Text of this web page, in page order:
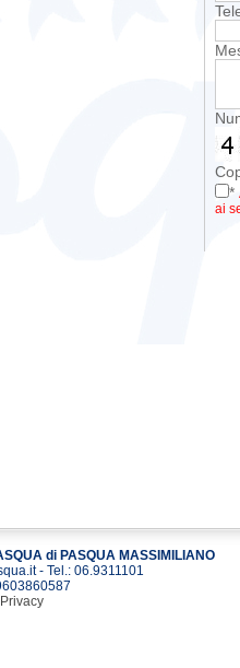
*
ai
di PASQUA MASSIMILIANO
- Tel.: 06.9311101